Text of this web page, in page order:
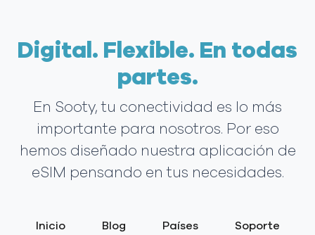
Digital. Flexible. En todas
partes.
En Sooty, tu conectividad es lo más
importante para nosotros. Por eso
hemos diseñado nuestra aplicación de
eSIM pensando en tus necesidades.
Inicio Blog Países Soporte